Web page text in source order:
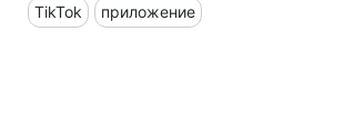
TikTok приложение